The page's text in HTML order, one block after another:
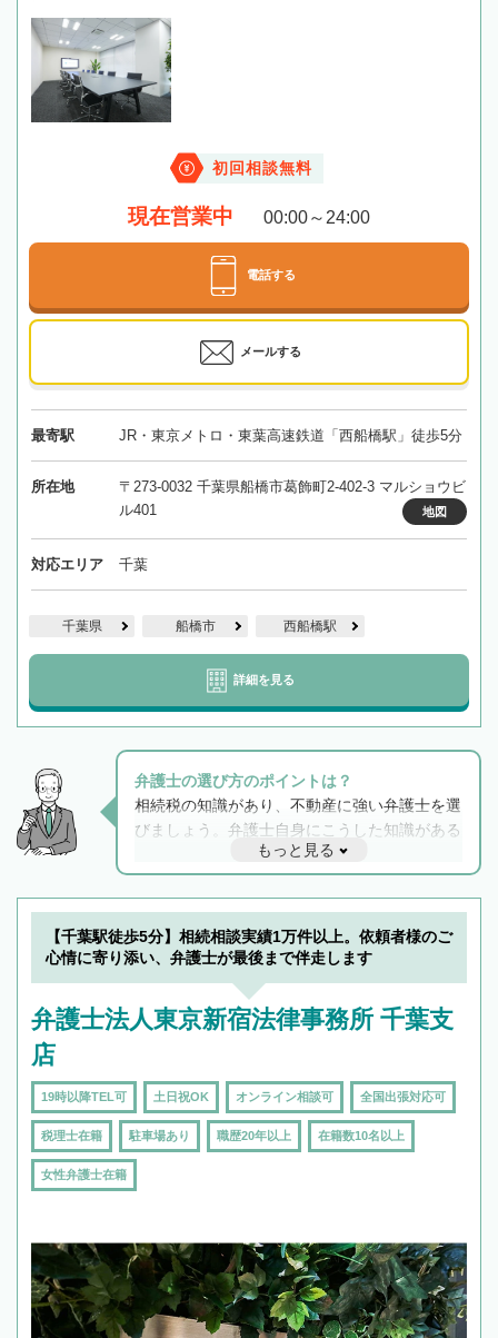
初回相談無料
現在営業中 00:00～24:00
電話する
メールする
最寄駅 JR・東京メトロ・東葉高速鉄道「西船橋駅」徒歩5分
所在地
〒273-0032 千葉県船橋市葛飾町2-402-3 マルショウビ
ル401
地図
対応エリア 千葉
千葉県 船橋市 西船橋駅
詳細を見る
弁護士の選び方のポイントは？
相続税の知識があり、不動産に強い弁護士を選
びましょう。弁護士自身にこうした知識がある
と他士業との連携もスムーズに進み、トラブル
解決のみならず相続をトータルで任せることが
できます。また、相続は感情がからむ分野なの
でフィーリングも重要です。実際に電話や面談
で複数の弁護士と会話をしてウマが合う方に依
もっと見る
【千葉駅徒歩5分】相続相談実績1万件以上。依頼者様のご
心情に寄り添い、弁護士が最後まで伴走します
弁護士法人東京新宿法律事務所 千葉支
店
19時以降TEL可 土日祝OK オンライン相談可 全国出張対応可
税理士在籍 駐車場あり 職歴20年以上 在籍数10名以上
女性弁護士在籍